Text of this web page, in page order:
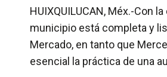
HUIXQUILUCAN, Méx.-Con
municipio está completa y
Mercado, en tanto que
esencial la práctica de una